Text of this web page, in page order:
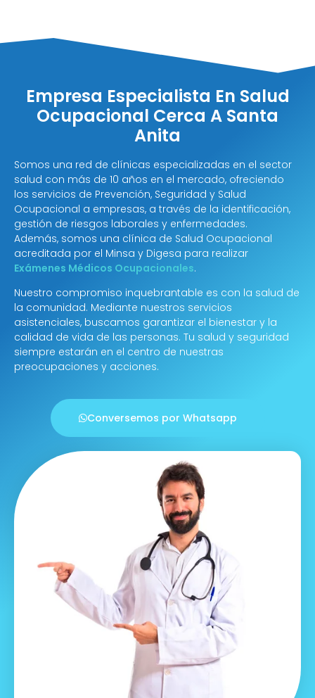
Empresa Especialista En Salud
Ocupacional Cerca A Santa
Anita
Somos una red de clínicas especializadas en el sector
salud con más de 10 años en el mercado, ofreciendo
los servicios de Prevención, Seguridad y Salud
Ocupacional a empresas, a través de la identificación,
gestión de riesgos laborales y enfermedades.
Además, somos una clínica de Salud Ocupacional
acreditada por el Minsa y Digesa para realizar
Exámenes Médicos Ocupacionales.
Nuestro compromiso inquebrantable es con la salud de
la comunidad. Mediante nuestros servicios
asistenciales, buscamos garantizar el bienestar y la
calidad de vida de las personas. Tu salud y seguridad
siempre estarán en el centro de nuestras
preocupaciones y acciones.
Conversemos por Whatsapp